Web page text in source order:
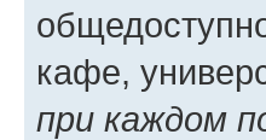
кафе,
при каждом